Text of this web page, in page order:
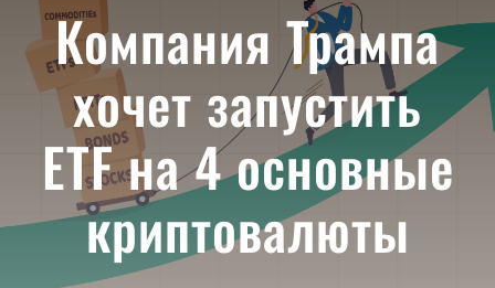
ЧТО ТАКОЕ ETF
ИНВЕСТИЦИИ В ETF
ТЕМАТИЧЕСКИЕ ETF
АКТУАЛЬНЫЕ
Компания Трампа
хочет запустить
ETF на 4 основные
криптовалюты